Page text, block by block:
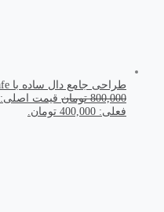
طراحی جامع دال ساده با Etabs , Safe
800,000 تومان قیمت اصلی: 800,000 تومان بود.
فعلی: 400,000 تومان.